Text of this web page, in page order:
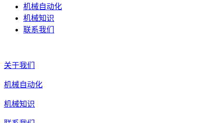
机械自动化
机械知识
联系我们
关于我们
机械自动化
机械知识